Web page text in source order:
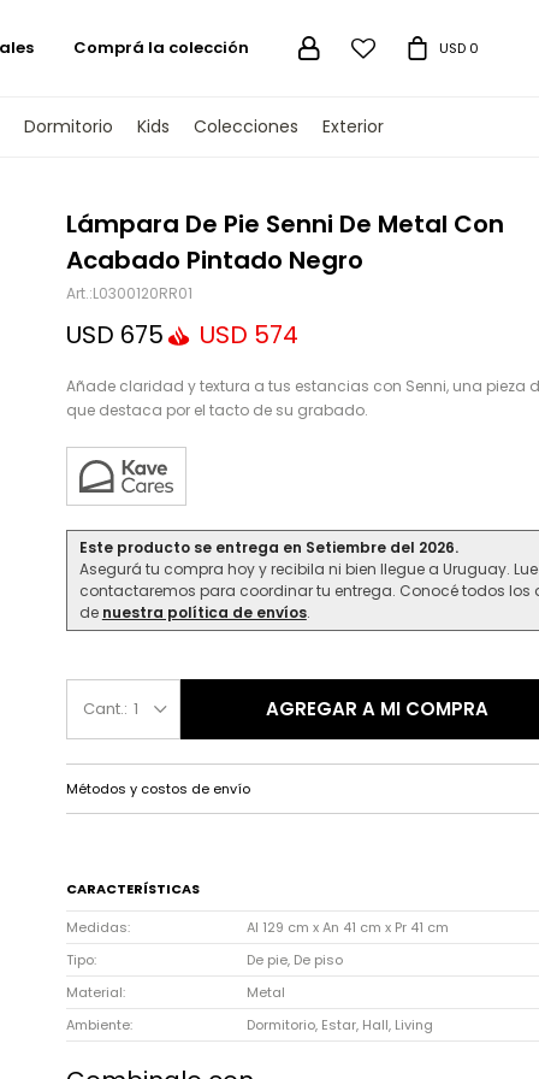
Dormitorio Kids Colecciones Exterior
 USD 0
Comprá la colección
Lámpara De Pie Senni De Metal Con
Acabado Pintado Negro
L0300120RR01
USD 675 USD 574
Añade claridad y textura a tus estancias con Senni, una pieza
que destaca por el tacto de su grabado.
Este producto se entrega en Setiembre del 2026.
Asegurá tu compra hoy y recibila ni bien llegue a Uruguay.
contactaremos para coordinar tu entrega. Conocé todos los
de nuestra política de envíos.
1 AGREGAR A MI COMPRA
Métodos y costos de envío
CARACTERÍSTICAS
Medidas
Al 129 cm x An 41 cm x Pr 41 cm
Tipo
De pie, De piso
Material
Metal
Ambiente
Dormitorio, Estar, Hall, Living